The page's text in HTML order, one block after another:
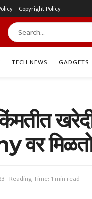
Copyright Policy
TECH NEWS GADGETS
किंमतीत
वर
Reading Time: 1 min read